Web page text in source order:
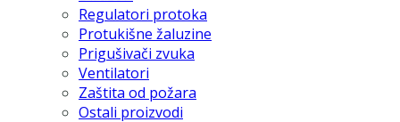
Regulatori protoka
Protukišne žaluzine
Prigušivači zvuka
Ventilatori
Zaštita od požara
Ostali proizvodi